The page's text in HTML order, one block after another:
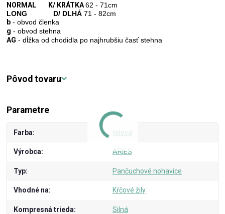
NORMAL K/ KRÁTKA62 - 71cm
LONG D/ DLHÁ71 - 82cm
b - obvod členka
g - obvod stehna
AG - dĺžka od chodidla po najhrubšiu časť stehna
Pôvod tovaru
Parametre
Farba telová
Výrobca ARIES
Typ Pančuchové nohavice
Vhodné na Kŕčové žily
Kompresná trieda Silná